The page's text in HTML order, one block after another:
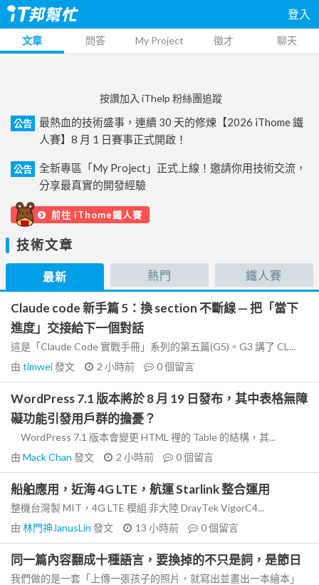
登入
文章 問答 My Project 徵才 聊天
按讚加入 iThelp 粉絲團追蹤
公告
最熱血的技術盛事，連續 30 天的修煉【2026 iThome 鐵
人賽】8 月 1 日賽事正式開啟！
公告
全新專區「My Project」正式上線！邀請你用技術交流，
分享最真實的開發經驗
前往 iThome鐵人賽
技術文章
最新 熱門 鐵人賽
Claude code 新手篇 5：換 section 不斷線 — 把「當下
進度」交接給下一個對話
這是「Claude Code 實戰手冊」系列的第五篇(G5)。G3 講了 CL...
由 timwei發文 2 小時前 0個留言
WordPress 7.1 版本將於 8 月 19 日發布，其中表格無障
礙功能引發用戶群的擔憂？
WordPress 7.1 版本會變更 HTML 裡的 Table 的結構，其...
由 Mack Chan 發文 2 小時前 0個留言
船舶應用，近海 4G LTE，航運 Starlink 整合運用
整機台灣製 MIT，4G LTE 模組 非大陸 DrayTek VigorC4...
由 林門神JanusLin 發文 13 小時前 0個留言
同一篇內容翻成十種語言，要換掉的不只是詞，是節日
我們做的是一套「上傳一張孩子的照片，就寫出並畫出一本繪本」